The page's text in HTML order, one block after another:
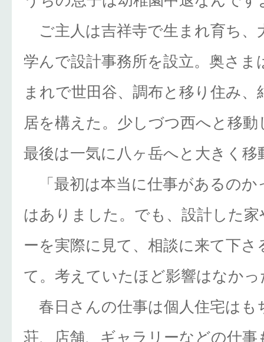
ご主人は吉祥寺で生まれ育ち、
学んで設計事務所を設立。奥さま
まれで世田谷、調布と移り住み、
居を構えた。少しづつ西へと移
最後は一気に八ヶ岳へと大きく移
「最初は本当に仕事があるのか
はありました。でも、設計した
ーを実際に見て、相談に来て下さ
て。考えていたほど影響はなか
春日さんの仕事は個人住宅はも
荘、店舗、ギャラリーなどの仕事